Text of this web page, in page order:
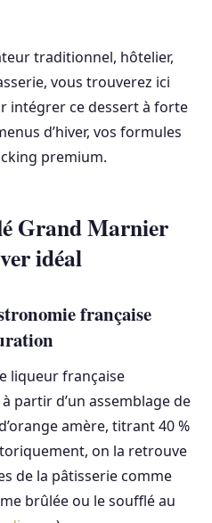
traditionnel, hôtelier,
vous trouverez ici
intégrer ce dessert à forte
d’hiver, vos formules
premium.
Grand Marnier
idéal
française
liqueur française
partir d’un assemblage de
amère, titrant 40 %
on la retrouve
de la pâtisserie comme
brûlée ou le soufflé au